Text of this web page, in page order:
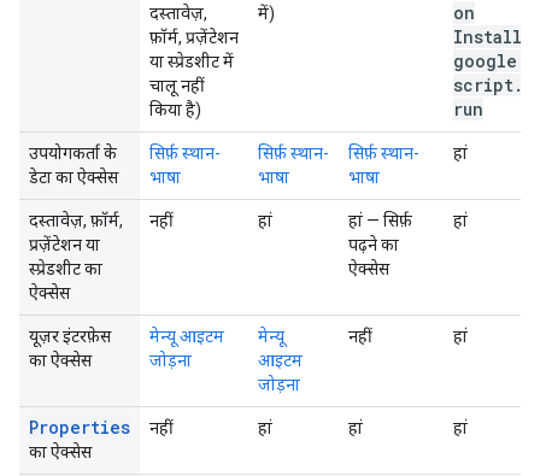
दस्तावेज़,
फ़ॉर्म, प्रज़ेंटेशन
या स्प्रेडशीट में
चालू नहीं
किया है)
में)
on
Install
google
script.
run
उपयोगकर्ता के
डेटा का ऐक्सेस
सिर्फ़ स्थान-
भाषा
सिर्फ़ स्थान-
भाषा
सिर्फ़ स्थान-
भाषा
हां
दस्तावेज़, फ़ॉर्म,
प्रज़ेंटेशन या
स्प्रेडशीट का
ऐक्सेस
नहीं हां
हां — सिर्फ़
पढ़ने का
ऐक्सेस
हां
यूज़र इंटरफ़ेस
का ऐक्सेस
मेन्यू आइटम
जोड़ना
मेन्यू
आइटम
जोड़ना
नहीं हां
Properties
का ऐक्सेस
नहीं हां हां हां